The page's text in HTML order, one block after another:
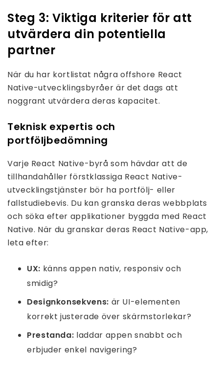
Steg 3: Viktiga kriterier för att
utvärdera din potentiella
partner
När du har kortlistat några offshore React
Native-utvecklingsbyråer är det dags att
noggrant utvärdera deras kapacitet.
Teknisk expertis och
portföljbedömning
Varje React Native-byrå som hävdar att de
tillhandahåller förstklassiga React Native-
utvecklingstjänster bör ha portfölj- eller
fallstudiebevis. Du kan granska deras webbplats
och söka efter applikationer byggda med React
Native. När du granskar deras React Native-app,
leta efter:
UX: känns appen nativ, responsiv och
smidig?
Designkonsekvens: är UI-elementen
korrekt justerade över skärmstorlekar?
Prestanda: laddar appen snabbt och
erbjuder enkel navigering?